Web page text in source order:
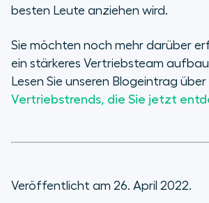
besten Leute anziehen wird.
Sie möchten noch mehr darüber
ein stärkeres Vertriebsteam
Lesen Sie unseren Blogeintrag über
Vertriebstrends, die Sie jetzt
Veröffentlicht am 26. April 2022.